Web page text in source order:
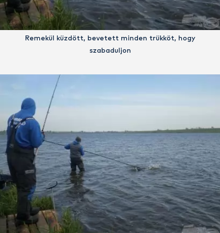
Remekül küzdött, bevetett minden trükköt, hogy
szabaduljon